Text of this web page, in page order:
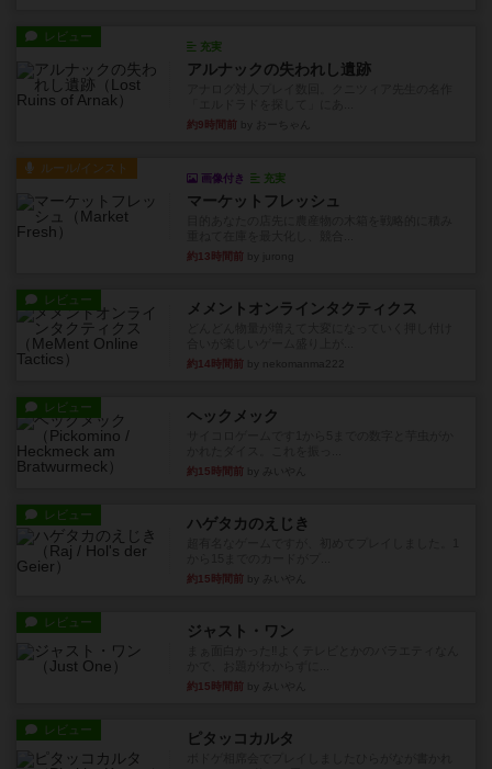
レビュー
充実
アルナックの失われし遺跡
約9時間前
ルール/インスト
画像付き 充実
マーケットフレッシュ
約13時間前
レビュー メメントオンラインタクティクス
約14時間前
レビュー ヘックメック
約15時間前
レビュー ハゲタカのえじき
約15時間前
レビュー ジャスト・ワン
約15時間前
レビュー ピタッコカルタ